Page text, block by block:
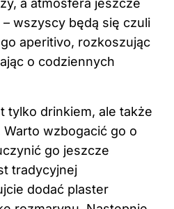
a atmosfera jeszcze
wszyscy będą się czuli
aperitivo, rozkoszując
o codziennych
tylko drinkiem, ale także
wzbogacić go o
go jeszcze
tradycyjnej
dodać plaster